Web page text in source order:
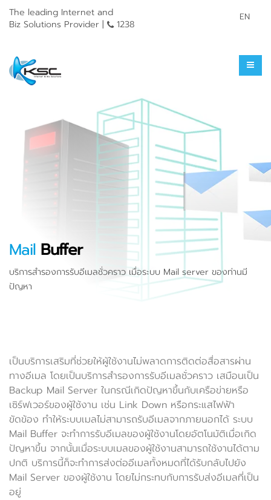
The leading Internet and
Biz Solutions Provider |
1238
EN
Mail Buffer
บริการสำรองการรับอีเมลชั่วคราว เมื่อระบบ Mail server ของท่านมี
ปัญหา
เป็นบริการเสริมที่ช่วยให้ผู้ใช้งานไม่พลาดการติดต่อสื่อสารผ่าน
ทางอีเมล โดยเป็นบริการสำรองการรับอีเมลชั่วคราว เสมือนเป็น
Backup Mail Server ในกรณีเกิดปัญหาขึ้นกับเครือข่ายหรือ
เซิร์ฟเวอร์ของผู้ใช้งาน เช่น Link Down หรือกระแสไฟฟ้า
ขัดข้อง ทำให้ระบบเมลไม่สามารถรับอีเมลจากภายนอกได้ ระบบ
Mail Buffer จะทำการรับอีเมลของผู้ใช้งานโดยอัตโนมัติเมื่อเกิด
ปัญหาขึ้น จากนั้นเมื่อระบบเมลของผู้ใช้งานสามารถใช้งานได้ตาม
ปกติ บริการนี้ก็จะทำการส่งต่ออีเมลทั้งหมดที่ได้รับกลับไปยัง
Mail Server ของผู้ใช้งาน โดยไม่กระทบกับการรับส่งอีเมลที่เป็น
อยู่